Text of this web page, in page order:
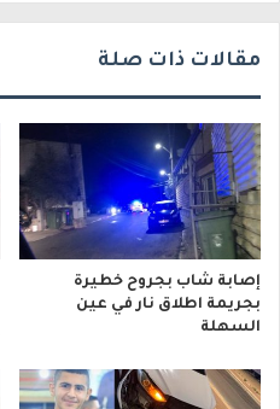
مقالات ذات صلة
إصابة شاب بجروح خطيرة
بجريمة اطلاق نار في عين
السهلة